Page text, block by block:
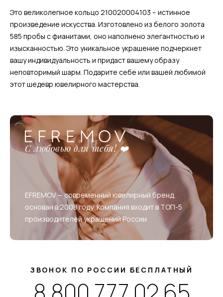
Это великолепное кольцо 210020004103 – истинное
произведение искусства. Изготовлено из белого золота
585 пробы с фианитами, оно наполнено элегантностью и
изысканностью. Это уникальное украшение подчеркнет
вашу индивидуальность и придаст вашему образу
неповторимый шарм. Подарите себе или вашей любимой
этот шедевр ювелирного мастерства.
С любовью для тебя! ❤️
EFREMOV — современный ювелирный бренд,
основан в 2008 году. Компания входит в ТОП-5
производителей украшений России
ЗВОНОК ПО РОССИИ БЕСПЛАТНЫЙ